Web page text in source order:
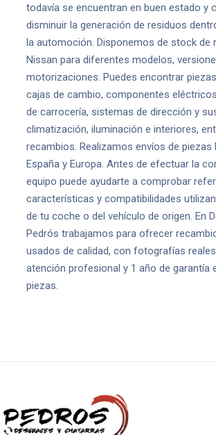
todavía se encuentran en buen estado y
disminuir la generación de residuos
la automoción. Disponemos de stock de
Nissan para diferentes modelos,
motorizaciones. Puedes encontrar
cajas de cambio, componentes
de carrocería, sistemas de dirección y
climatización, iluminación e interiores,
recambios. Realizamos envíos de piezas
España y Europa. Antes de efectuar la
equipo puede ayudarte a comprobar
características y compatibilidades
de tu coche o del vehículo de origen. En
Pedrós trabajamos para ofrecer
usados de calidad, con fotografías
atención profesional y 1 año de garantía
piezas.